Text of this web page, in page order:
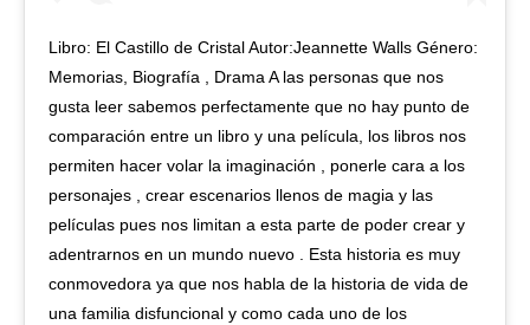
Libro: El Castillo de Cristal Autor:Jeannette Walls Género:
Memorias, Biografía , Drama A las personas que nos
gusta leer sabemos perfectamente que no hay punto de
comparación entre un libro y una película, los libros nos
permiten hacer volar la imaginación , ponerle cara a los
personajes , crear escenarios llenos de magia y las
películas pues nos limitan a esta parte de poder crear y
adentrarnos en un mundo nuevo . Esta historia es muy
conmovedora ya que nos habla de la historia de vida de
una familia disfuncional y como cada uno de los